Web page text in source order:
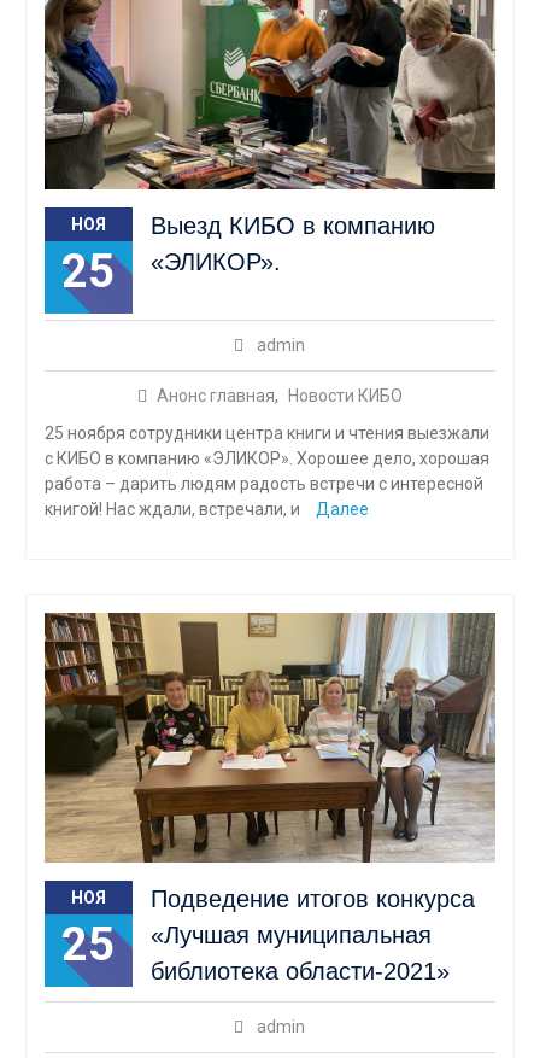
НОЯ
25
Выезд КИБО в компанию
«ЭЛИКОР».
admin
Анонс главная,
Новости КИБО
25 ноября сотрудники центра книги и чтения выезжали
с КИБО в компанию «ЭЛИКОР». Хорошее дело, хорошая
работа – дарить людям радость встречи с интересной
книгой! Нас ждали, встречали, и
Далее
НОЯ
25
Подведение итогов конкурса
«Лучшая муниципальная
библиотека области-2021»
admin